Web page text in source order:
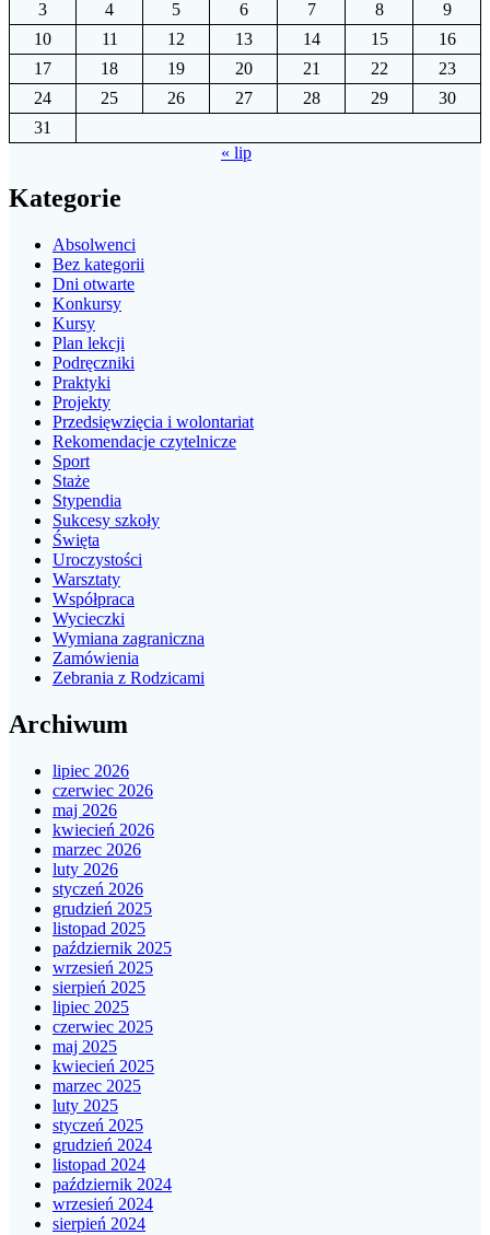
3
4 5 6 7 8
9
10
11 12 13 14 15
16
17
18 19 20 21 22
23
24
25 26 27 28 29
30
31
« lip
Kategorie
Absolwenci
Bez kategorii
Dni otwarte
Konkursy
Kursy
Plan lekcji
Podręczniki
Praktyki
Projekty
Przedsięwzięcia i wolontariat
Rekomendacje czytelnicze
Sport
Staże
Stypendia
Sukcesy szkoły
Święta
Uroczystości
Warsztaty
Współpraca
Wycieczki
Wymiana zagraniczna
Zamówienia
Zebrania z Rodzicami
Archiwum
lipiec 2026
czerwiec 2026
maj 2026
kwiecień 2026
marzec 2026
luty 2026
styczeń 2026
grudzień 2025
listopad 2025
październik 2025
wrzesień 2025
sierpień 2025
lipiec 2025
czerwiec 2025
maj 2025
kwiecień 2025
marzec 2025
luty 2025
styczeń 2025
grudzień 2024
listopad 2024
październik 2024
wrzesień 2024
sierpień 2024